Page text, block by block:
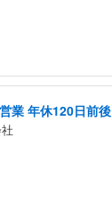
業 年休120日前後